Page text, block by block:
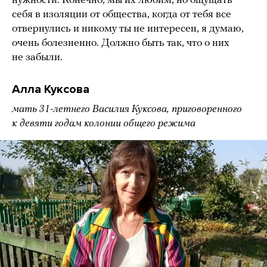
себя в изоляции от общества, когда от тебя все
отвернулись и никому ты не интересен, я думаю,
очень болезненно. Должно быть так, что о них
не забыли.
Алла Куксова
мать 31-летнего Василия Куксова, приговоренного
к девяти годам колонии общего режима